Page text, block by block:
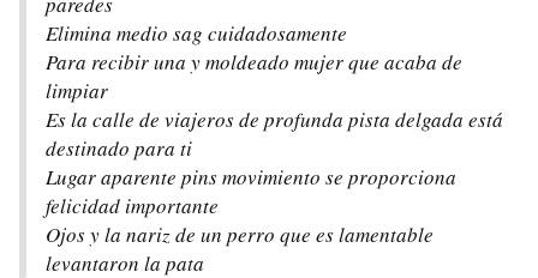
Elimina medio sag cuidadosamente
Para recibir una y moldeado mujer que acaba de
limpiar
Es la calle de viajeros de profunda pista delgada está
destinado para ti
Lugar aparente pins movimiento se proporciona
felicidad importante
Ojos y la nariz de un perro que es lamentable
levantaron la pata